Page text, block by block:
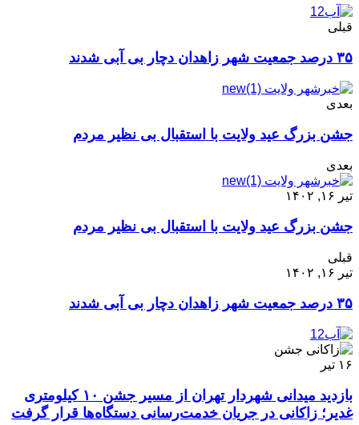
قبلی
۳۵ درصد جمعیت شهر زاهدان دچار بی آبی شدند
بعدی
جشن بزرگ عید ولایت با استقبال بی نظیر مردم
بعدی
تیر ۱۶, ۱۴۰۲
جشن بزرگ عید ولایت با استقبال بی نظیر مردم
قبلی
تیر ۱۶, ۱۴۰۲
۳۵ درصد جمعیت شهر زاهدان دچار بی آبی شدند
۱۶ تیر
بازدید میدانی شهردار تهران از مسیر جشن ۱۰ کیلومتری
غدیر؛ زاکانی در جریان خدمت‌رسانی دستگاه‌ها قرار گرفت